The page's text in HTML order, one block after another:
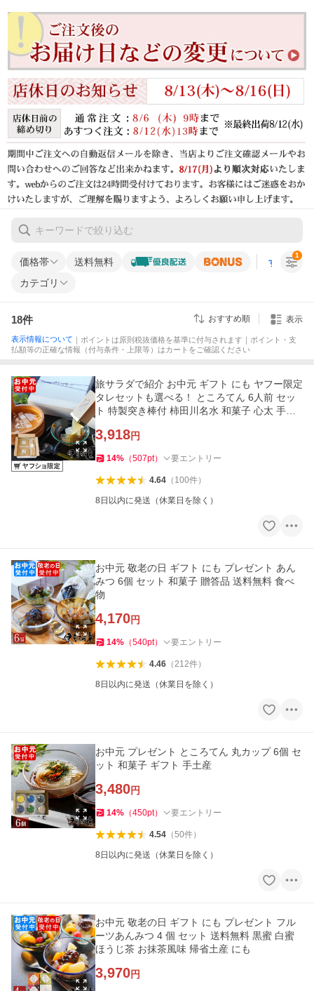
価格帯 送料無料 すべての条
カテゴリ
1
18件 おすすめ順 表示
表示情報について ｜ポイントは原則税抜価格を基準に付与されます｜ポイント・支
払額等の正確な情報（付与条件・上限等）はカートをご確認ください
旅サラダで紹介 お中元 ギフト にも ヤフー限定
タレセットも選べる！ ところてん 6人前 セッ
ト 特製突き棒付 柿田川名水 和菓子 心太 手土
3,918円
14% （507pt） 要エントリー
4.64（ 100件）
8日以内に発送（休業日を除く）
お中元 敬老の日 ギフト にも プレゼント あん
みつ 6個 セット 和菓子 贈答品 送料無料 食べ
物
4,170円
14% （540pt） 要エントリー
4.46（212件）
8日以内に発送（休業日を除く）
お中元 プレゼント ところてん 丸カップ 6個 セ
ット 和菓子 ギフト 手土産
3,480円
14% （450pt） 要エントリー
4.54（50件）
8日以内に発送（休業日を除く）
お中元 敬老の日 ギフト にも プレゼント フル
ーツあんみつ 4 個 セット 送料無料 黒蜜 白蜜
ほうじ茶 お抹茶風味 帰省土産 にも
3,970円